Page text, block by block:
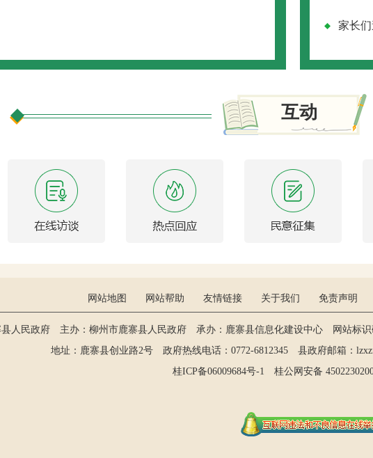
互动
网站地图 网站帮助 友情链接 关于我们 免责声明
县人民政府 主办：柳州市鹿寨县人民政府 承办：鹿寨县信息化建设中心 网站标识
地址：鹿寨县创业路2号 政府热线电话：0772-6812345 县政府邮箱：
桂ICP备06009684号-1
桂公网安备